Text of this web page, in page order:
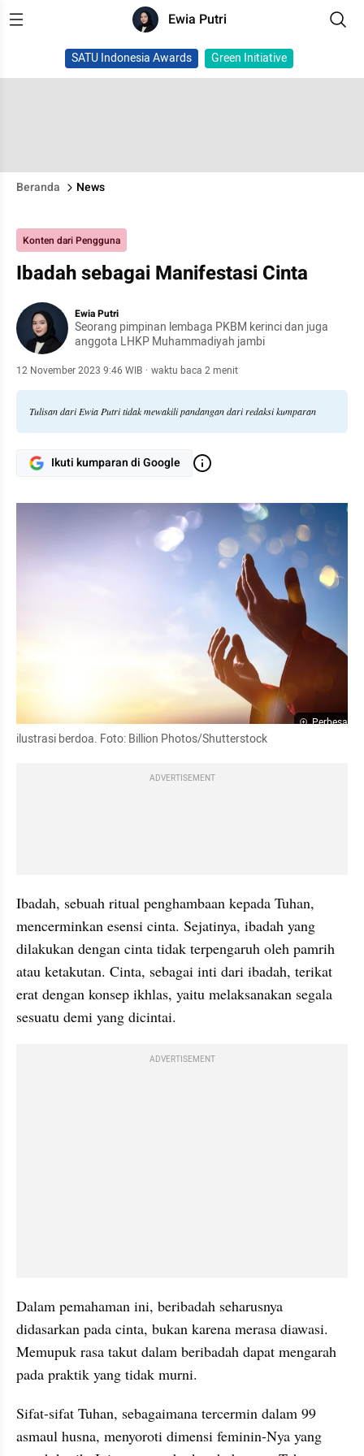
Ewia Putri
SATU Indonesia Awards Green Initiative
Beranda News
Konten dari Pengguna
Ibadah sebagai Manifestasi Cinta
Ewia Putri
Seorang pimpinan lembaga PKBM kerinci dan juga
anggota LHKP Muhammadiyah jambi
12 November 2023 9:46 WIB · waktu baca 2 menit
Tulisan dari Ewia Putri tidak mewakili pandangan dari redaksi kumparan
Ikuti kumparan di Google
Perbesar
ilustrasi berdoa. Foto: Billion Photos/Shutterstock
ADVERTISEMENT
Ibadah, sebuah ritual penghambaan kepada Tuhan,
mencerminkan esensi cinta. Sejatinya, ibadah yang
dilakukan dengan cinta tidak terpengaruh oleh pamrih
atau ketakutan. Cinta, sebagai inti dari ibadah, terikat
erat dengan konsep ikhlas, yaitu melaksanakan segala
sesuatu demi yang dicintai.
ADVERTISEMENT
Dalam pemahaman ini, beribadah seharusnya
didasarkan pada cinta, bukan karena merasa diawasi.
Memupuk rasa takut dalam beribadah dapat mengarah
pada praktik yang tidak murni.
Sifat-sifat Tuhan, sebagaimana tercermin dalam 99
asmaul husna, menyoroti dimensi feminin-Nya yang